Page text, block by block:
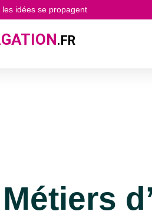
les idées se propagent
.FR
Métiers